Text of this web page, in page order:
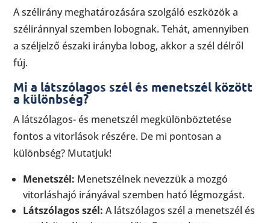
A szélirány meghatározására szolgáló eszközök a
széliránnyal szemben lobognak. Tehát, amennyiben
a széljelző északi irányba lobog, akkor a szél délről
fúj.
Mi a látszólagos szél és menetszél között
a különbség?
A látszólagos- és menetszél megkülönböztetése
fontos a vitorlások részére. De mi pontosan a
különbség? Mutatjuk!
Menetszél: Menetszélnek nevezzük a mozgó
vitorláshajó irányával szemben ható légmozgást.
Látszólagos szél:A látszólagos szél a menetszél és